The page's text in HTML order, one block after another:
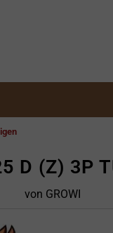
D (Z) 3P
von GROWI